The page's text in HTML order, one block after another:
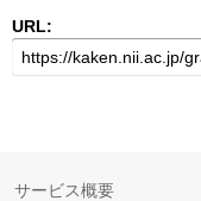
URL:
サービス概要